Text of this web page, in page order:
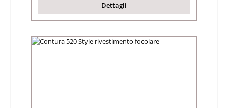
Dettagli